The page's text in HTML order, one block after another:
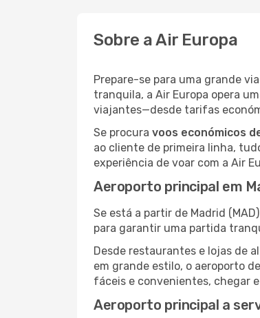
Sobre a Air Europa
Prepare-se para uma grande
tranquila, a Air Europa opera
viajantes—desde tarifas
Se procura voos económicos
ao cliente de primeira linha,
experiência de voar com a Air
Aeroporto principal em
Se está a partir de Madrid
para garantir uma partida
Desde restaurantes e lojas de
em grande estilo, o aeroporto
fáceis e convenientes, chegar
Aeroporto principal a